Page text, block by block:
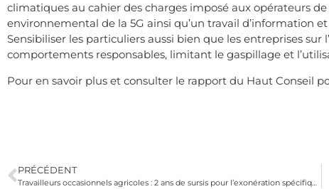
climatiques au cahier des charges imposé aux opérateurs
environnemental de la 5G ainsi qu’un travail d’information
Sensibiliser les particuliers aussi bien que les entreprises
comportements responsables, limitant le gaspillage et
Pour en savoir plus et consulter le rapport du Haut Conseil
PRÉCÉDENT
Travailleurs occasionnels agricoles : 2 ans de sursis pour l’exonération spécifique !